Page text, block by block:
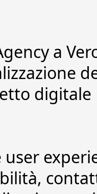
a
digitale
user